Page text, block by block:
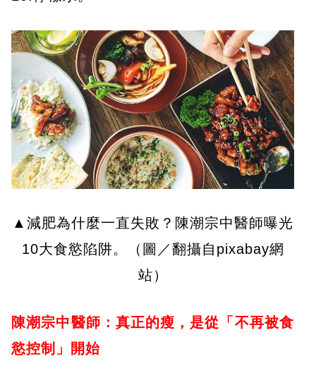
▲減肥為什麼一直失敗？陳潮宗中醫師曝光
10大食慾陷阱。（圖／翻攝自pixabay網
站）
陳潮宗中醫師：真正的瘦，是從「不再被食
慾控制」開始